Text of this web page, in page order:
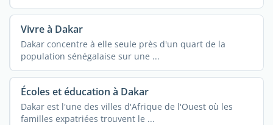
Vivre à Dakar
Dakar concentre à elle seule près d'un quart de la
population sénégalaise sur une ...
Écoles et éducation à Dakar
Dakar est l'une des villes d'Afrique de l'Ouest où les
familles expatriées trouvent le ...